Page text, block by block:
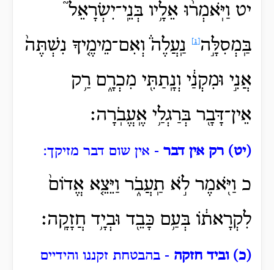
יט וַיֹּֽאמְר֨וּ אֵלָ֥יו בְּנֵֽי־יִשְׂרָאֵל֮
בַּֽמְסִלָּ֣ה
נַֽעֲלֶה֒ וְאִם־מֵימֶ֤יךָ נִשְׁתֶּה֙
אֲנִ֣י וּמִקְנַ֔י וְנָֽתַתִּ֖י מִכְרָ֑ם רַ֥ק
אֵין־דָּבָ֖ר בְּרַגְלַ֥י אֶֽעֱבֹֽרָה׃
(יט) רק אין דבר - אין שום דבר מזיקך:
כ וַיֹּ֖אמֶר לֹ֣א תַֽעֲבֹ֑ר וַיֵּצֵ֤א אֱדוֹם֙
לִקְרָאת֔וֹ בְּעַ֥ם כָּבֵ֖ד וּבְיָ֥ד חֲזָקָֽה׃
(כ) וביד חזקה - בהבטחת זקננו והידיים